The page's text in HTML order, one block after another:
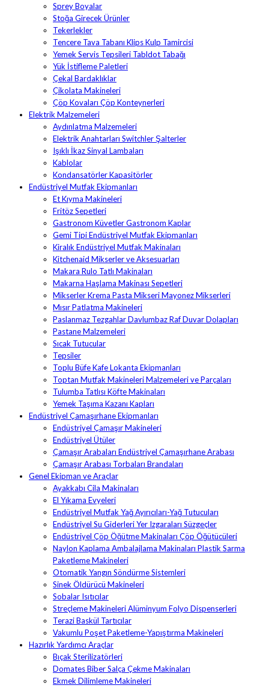
Sprey Boyalar
Stoğa Girecek Ürünler
Tekerlekler
Tencere Tava Tabanı Klips Kulp Tamircisi
Yemek Servis Tepsileri Tabldot Tabağı
Yük İstifleme Paletleri
Çekal Bardaklıklar
Çikolata Makineleri
Çöp Kovaları Çöp Konteynerleri
Elektrik Malzemeleri
Aydınlatma Malzemeleri
Elektrik Anahtarları Switchler Şalterler
Işıklı İkaz Sinyal Lambaları
Kablolar
Kondansatörler Kapasitörler
Endüstriyel Mutfak Ekipmanları
Et Kıyma Makineleri
Fritöz Sepetleri
Gastronom Küvetler Gastronom Kaplar
Gemi Tipi Endüstriyel Mutfak Ekipmanları
Kiralık Endüstriyel Mutfak Makinaları
Kitchenaid Mikserler ve Aksesuarları
Makara Rulo Tatlı Makinaları
Makarna Haşlama Makinası Sepetleri
Mikserler Krema Pasta Mikseri Mayonez Mikserleri
Mısır Patlatma Makineleri
Paslanmaz Tezgahlar Davlumbaz Raf Duvar Dolapları
Pastane Malzemeleri
Sıcak Tutucular
Tepsiler
Toplu Büfe Kafe Lokanta Ekipmanları
Toptan Mutfak Makineleri Malzemeleri ve Parçaları
Tulumba Tatlısı Köfte Makinaları
Yemek Taşıma Kazanı Kapları
Endüstriyel Çamaşırhane Ekipmanları
Endüstriyel Çamaşır Makineleri
Endüstriyel Ütüler
Çamaşır Arabaları Endüstriyel Çamaşırhane Arabası
Çamaşır Arabası Torbaları Brandaları
Genel Ekipman ve Araçlar
Ayakkabı Cila Makinaları
El Yıkama Evyeleri
Endüstriyel Mutfak Yağ Ayırıcıları-Yağ Tutucuları
Endüstriyel Su Giderleri Yer Izgaraları Süzgeçler
Endüstriyel Çöp Öğütme Makinaları Çöp Öğütücüleri
Naylon Kaplama Ambalajlama Makinaları Plastik Sarma
Paketleme Makineleri
Otomatik Yangın Söndürme Sistemleri
Sinek Öldürücü Makineleri
Sobalar Isıtıcılar
Streçleme Makineleri Alüminyum Folyo Dispenserleri
Terazi Baskül Tartıcılar
Vakumlu Poşet Paketleme-Yapıştırma Makineleri
Hazırlık Yardımcı Araçlar
Bıçak Sterilizatörleri
Domates Biber Salça Çekme Makinaları
Ekmek Dilimleme Makineleri